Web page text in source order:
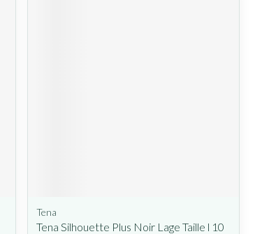
Tena
Tena Silhouette Plus Noir Lage Taille l 10